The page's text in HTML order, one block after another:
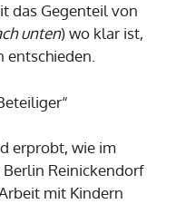
das Gegenteil von
unten) wo klar ist,
erprobt, wie im
Reinickendorf
mit Kindern